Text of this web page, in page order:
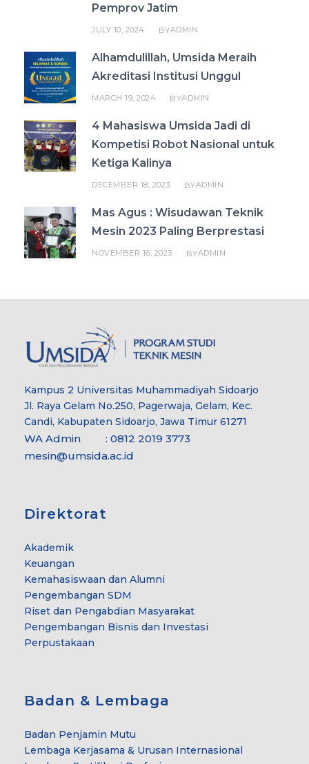
Pemprov Jatim
JULY 10, 2024 BYADMIN
Alhamdulillah, Umsida Meraih
Akreditasi Institusi Unggul
MARCH 19, 2024 BYADMIN
4 Mahasiswa Umsida Jadi di
Kompetisi Robot Nasional untuk
Ketiga Kalinya
DECEMBER 18, 2023 BYADMIN
Mas Agus : Wisudawan Teknik
Mesin 2023 Paling Berprestasi
NOVEMBER 16, 2023 BYADMIN
Kampus 2 Universitas Muhammadiyah Sidoarjo
Jl. Raya Gelam No.250, Pagerwaja, Gelam, Kec.
Candi, Kabupaten Sidoarjo, Jawa Timur 61271
WA Admin : 0812 2019 3773
mesin@umsida.ac.id
Direktorat
Akademik
Keuangan
Kemahasiswaan dan Alumni
Pengembangan SDM
Riset dan Pengabdian Masyarakat
Pengembangan Bisnis dan Investasi
Perpustakaan
Badan & Lembaga
Badan Penjamin Mutu
Lembaga Kerjasama & Urusan Internasional